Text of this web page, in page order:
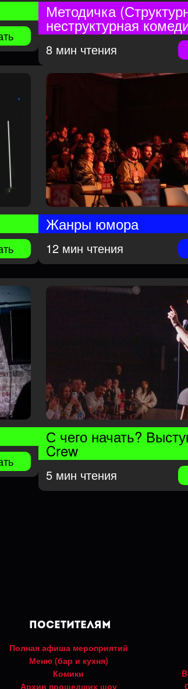
Методичка
неструктурная
8 мин чтения
Жанры юмора
12 мин чтения
С чего начать?
Crew
5 мин чтения
Посетителям
Полная афиша мероприятий
Меню (бар и кухня)
Комики
Архив прошедших шоу